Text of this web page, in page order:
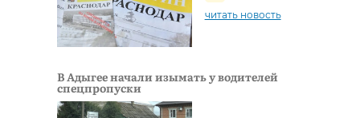
читать новость
В Адыгее начали изымать у водителей
спецпропуски